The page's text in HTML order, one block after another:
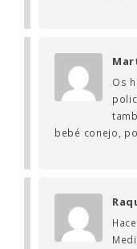
Os
bebé conejo,